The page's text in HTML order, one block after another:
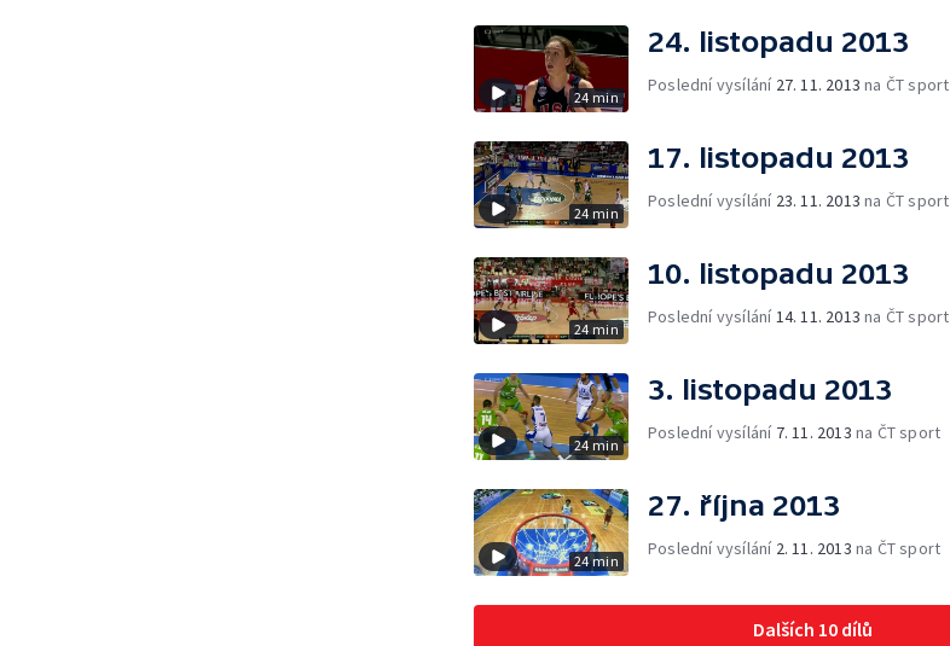
24 min
24. listopadu 2013
Poslední vysílání 27. 11. 2013 na ČT sport
24 min
17. listopadu 2013
Poslední vysílání 23. 11. 2013 na ČT sport
24 min
10. listopadu 2013
Poslední vysílání 14. 11. 2013 na ČT sport
24 min
3. listopadu 2013
Poslední vysílání 7. 11. 2013 na ČT sport
24 min
27. října 2013
Poslední vysílání 2. 11. 2013 na ČT sport
Dalších 10 dílů